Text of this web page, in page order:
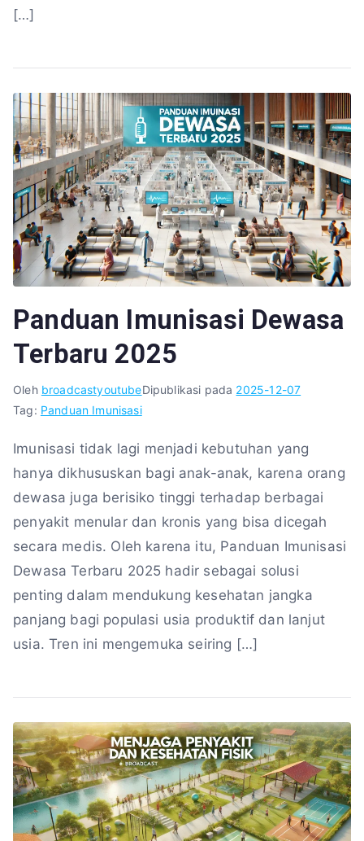
[…]
Panduan Imunisasi Dewasa
Terbaru 2025
Oleh broadcastyoutubeDipublikasi pada 2025-12-07
Tag: Panduan Imunisasi
Imunisasi tidak lagi menjadi kebutuhan yang
hanya dikhususkan bagi anak-anak, karena orang
dewasa juga berisiko tinggi terhadap berbagai
penyakit menular dan kronis yang bisa dicegah
secara medis. Oleh karena itu, Panduan Imunisasi
Dewasa Terbaru 2025 hadir sebagai solusi
penting dalam mendukung kesehatan jangka
panjang bagi populasi usia produktif dan lanjut
usia. Tren ini mengemuka seiring […]